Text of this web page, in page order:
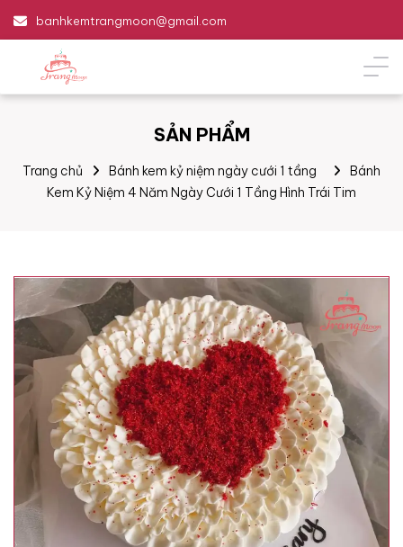
banhkemtrangmoon@gmail.com
SẢN PHẨM
Trang chủ Bánh kem kỷ niệm ngày cưới 1 tầng
Bánh
Kem Kỷ Niệm 4 Năm Ngày Cưới 1 Tầng Hình Trái Tim